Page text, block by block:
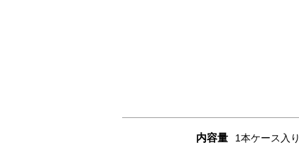
内容量 1本ケース入り